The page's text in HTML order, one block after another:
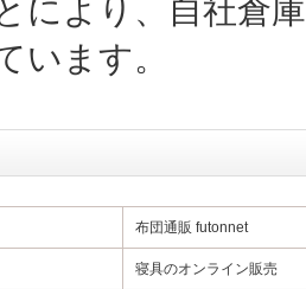
により、自社倉
います。
布団通販 futonnet
寝具のオンライン販売